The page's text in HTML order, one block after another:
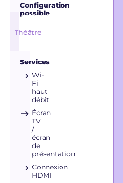
Configuration
possible
Théâtre
Services
Wi-
Fi
haut
débit
Écran
TV
/
écran
de
présentation
Connexion
HDMI